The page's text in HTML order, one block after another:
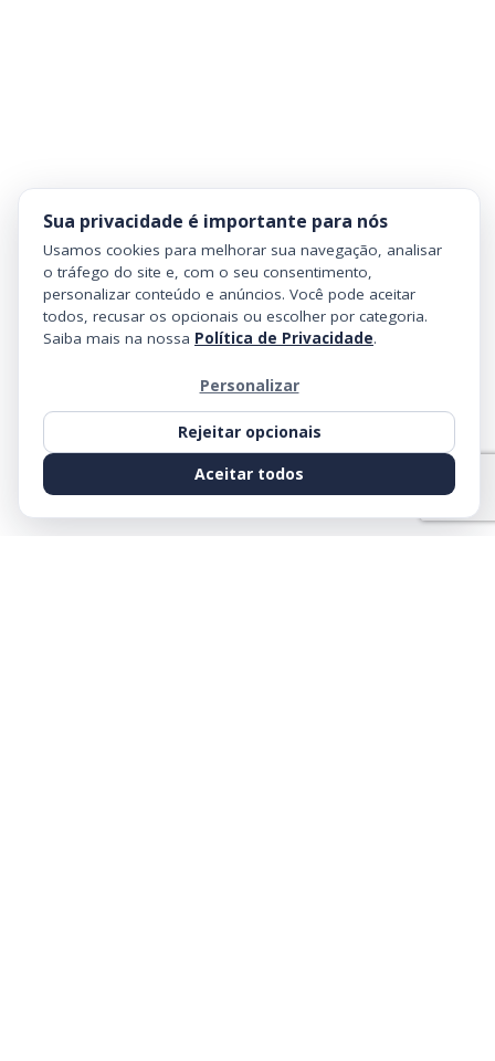
Sua privacidade é importante para nós
Usamos cookies para melhorar sua navegação, analisar
o tráfego do site e, com o seu consentimento,
personalizar conteúdo e anúncios. Você pode aceitar
todos, recusar os opcionais ou escolher por categoria.
Saiba mais na nossa Política de Privacidade.
Personalizar
Rejeitar opcionais
Aceitar todos